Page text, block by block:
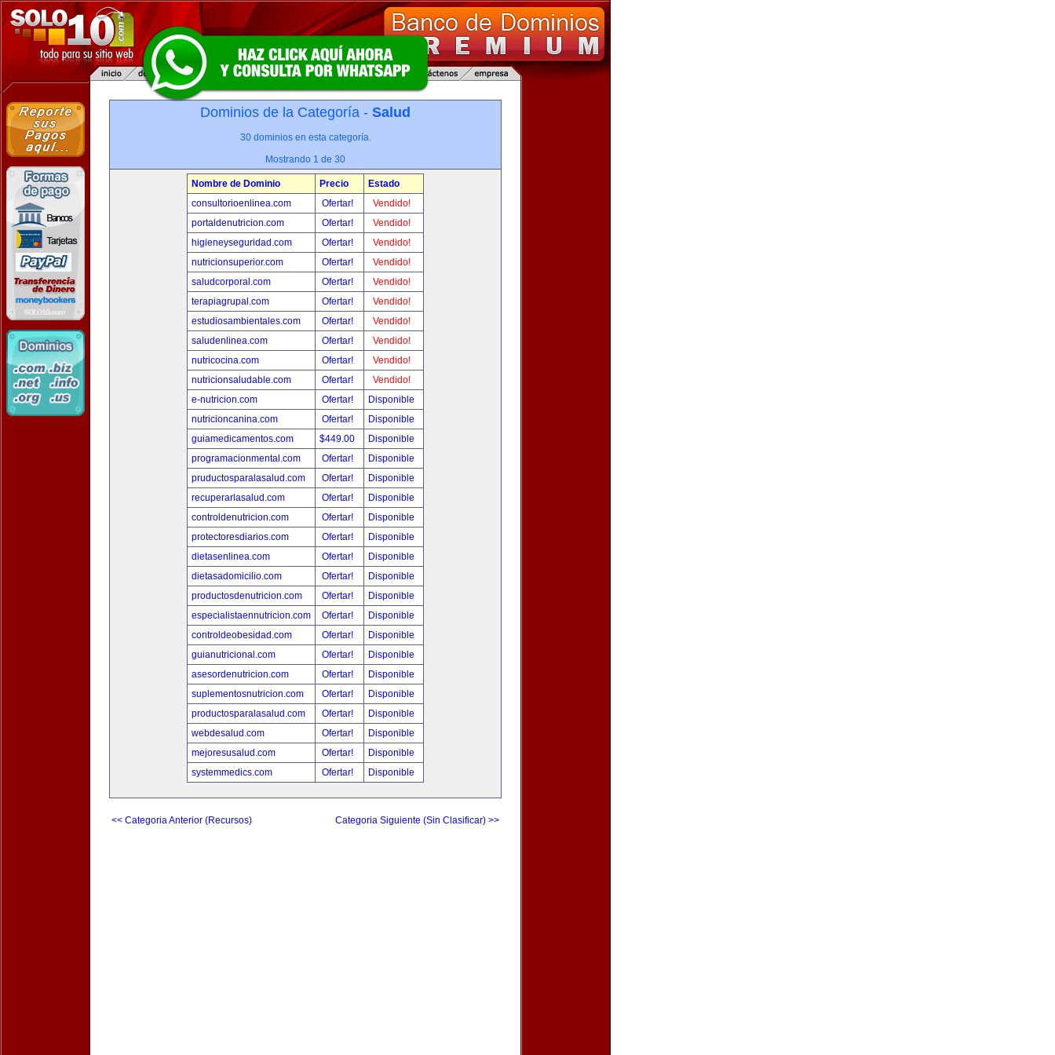
Dominios de la Categoría - Salud
30 dominios en esta categoría.
Mostrando 1 de 30
Nombre de Dominio Precio
Estado
consultorioenlinea.com
Ofertar!
Vendido!
portaldenutricion.com
Ofertar!
Vendido!
higieneyseguridad.com
Ofertar!
Vendido!
nutricionsuperior.com
Ofertar!
Vendido!
saludcorporal.com
Ofertar!
Vendido!
terapiagrupal.com
Ofertar!
Vendido!
estudiosambientales.com
Ofertar!
Vendido!
saludenlinea.com
Ofertar!
Vendido!
nutricocina.com
Ofertar!
Vendido!
nutricionsaludable.com
Ofertar!
Vendido!
e-nutricion.com
Ofertar!
Disponible
nutricioncanina.com
Ofertar!
Disponible
guiamedicamentos.com
$449.00
Disponible
programacionmental.com
Ofertar!
Disponible
pruductosparalasalud.com
Ofertar!
Disponible
recuperarlasalud.com
Ofertar!
Disponible
controldenutricion.com
Ofertar!
Disponible
protectoresdiarios.com
Ofertar!
Disponible
dietasenlinea.com
Ofertar!
Disponible
dietasadomicilio.com
Ofertar!
Disponible
productosdenutricion.com
Ofertar!
Disponible
especialistaennutricion.com
Ofertar!
Disponible
controldeobesidad.com
Ofertar!
Disponible
guianutricional.com
Ofertar!
Disponible
asesordenutricion.com
Ofertar!
Disponible
suplementosnutricion.com
Ofertar!
Disponible
productosparalasalud.com
Ofertar!
Disponible
webdesalud.com
Ofertar!
Disponible
mejoresusalud.com
Ofertar!
Disponible
systemmedics.com
Ofertar! Disponible
<< Categoria Anterior (Recursos) Categoria Siguiente (Sin Clasificar) >>